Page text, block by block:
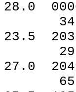
28.0
34
23.5
29
27.0
65